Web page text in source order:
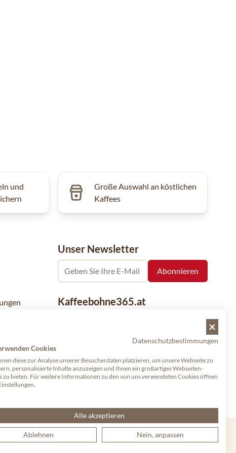
und
Große Auswahl an köstlichen
Kaffees
Unser Newsletter
Kaffeebohne365.at
wurde. Der Verkauf von Kaffeebohnen
Marken ist eine unserer Spezialitäten.
Qualität und Kundenservice stehen dabei
Datenschutzbestimmungen
Cookies
diese zur Analyse unserer Besucherdaten platzieren, um unsere Webseite zu
personalisierte Inhalte anzuzeigen und Ihnen ein großartiges Webseiten-
zu bieten. Für weitere Informationen zu den von uns verwendeten Cookies öffnen
Alle akzeptieren
Ablehnen Nein, anpassen